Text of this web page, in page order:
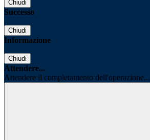
Chiudi
Successo
Chiudi
Informazione
Chiudi
Attendere...
Attendere il completamento dell'operazione...